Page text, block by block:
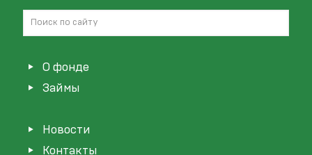
О фонде
Займы
Новости
Контакты